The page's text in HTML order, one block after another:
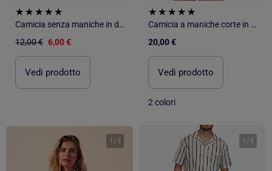
Camicia senza maniche in doppia garza di cotone
12,00 € 6,00 €
Vedi prodotto
Camicia a maniche corte in maglia fantasia
20,00 €
Vedi prodotto
2 colori
1 / 5 1 / 5